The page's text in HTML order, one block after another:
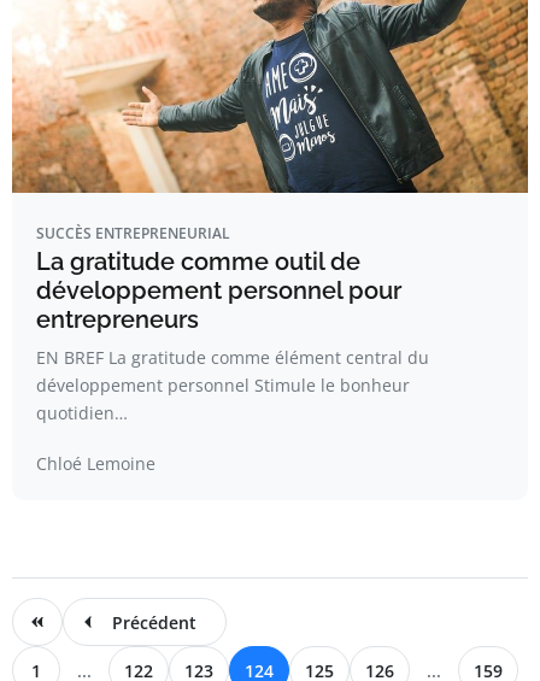
SUCCÈS ENTREPRENEURIAL
La gratitude comme outil de
développement personnel pour
entrepreneurs
EN BREF La gratitude comme élément central du
développement personnel Stimule le bonheur
quotidien…
Chloé Lemoine
Précédent
1 ... 122 123 124 125 126 ... 159